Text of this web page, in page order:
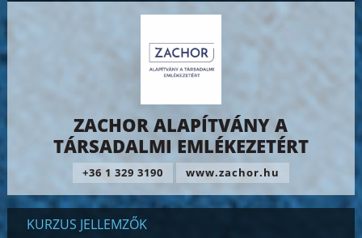
ZACHOR ALAPÍTVÁNY A
TÁRSADALMI EMLÉKEZETÉRT
+36 1 329 3190 www.zachor.hu
KURZUS JELLEMZŐK